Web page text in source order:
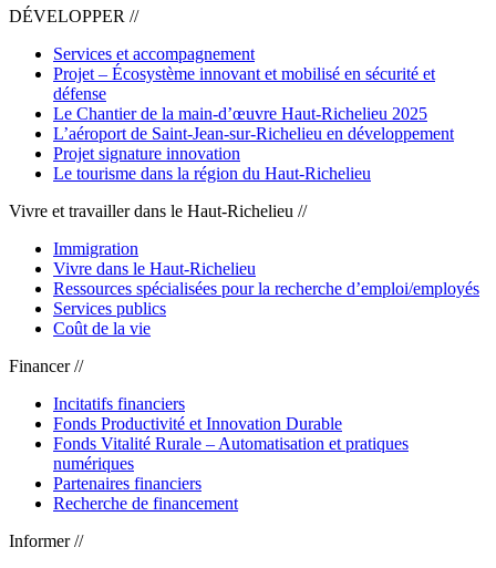
DÉVELOPPER //
Services et accompagnement
Projet – Écosystème innovant et mobilisé en sécurité et
défense
Le Chantier de la main-d’œuvre Haut-Richelieu 2025
L’aéroport de Saint-Jean-sur-Richelieu en développement
Projet signature innovation
Le tourisme dans la région du Haut-Richelieu
Vivre et travailler dans le Haut-Richelieu //
Immigration
Vivre dans le Haut-Richelieu
Ressources spécialisées pour la recherche d’emploi/employés
Services publics
Coût de la vie
Financer //
Incitatifs financiers
Fonds Productivité et Innovation Durable
Fonds Vitalité Rurale – Automatisation et pratiques
numériques
Partenaires financiers
Recherche de financement
Informer //